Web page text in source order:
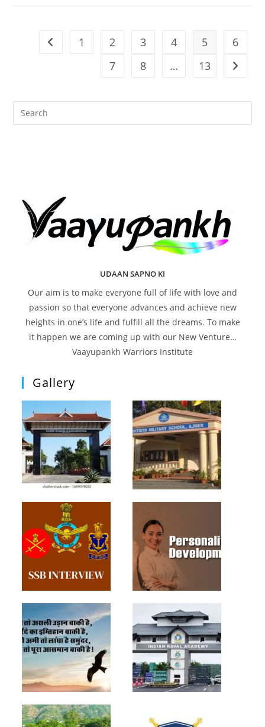
Go to the previous page
1 2 3 4 5
6
7
8 … 13 Go to
UDAAN SAPNO KI
Our aim is to make everyone full of life with love and
passion so that everyone advances and achieve new
heights in one’s life and fulfill all the dreams. To make
it happen we are coming up with our New Venture…
Vaayupankh Warriors Institute
Gallery